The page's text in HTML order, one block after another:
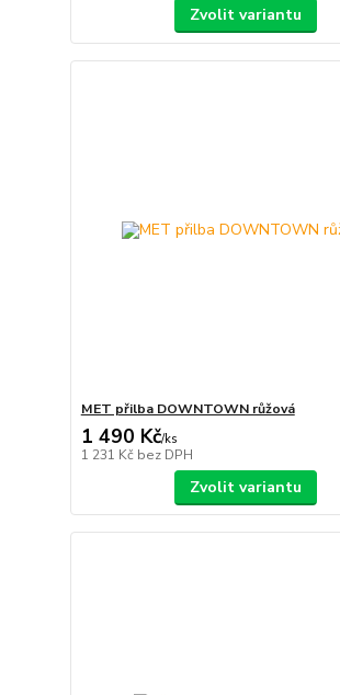
Zvolit variantu
MET přilba DOWNTOWN růžová
1 490 Kč/ks
1 231 Kč bez DPH
Zvolit variantu